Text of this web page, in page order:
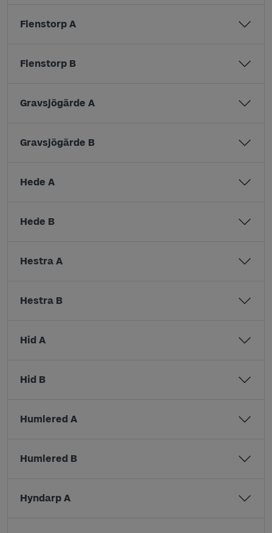
Flenstorp A
Flenstorp B
Gravsjögärde A
Gravsjögärde B
Hede A
Hede B
Hestra A
Hestra B
Hid A
Hid B
Humlered A
Humlered B
Hyndarp A